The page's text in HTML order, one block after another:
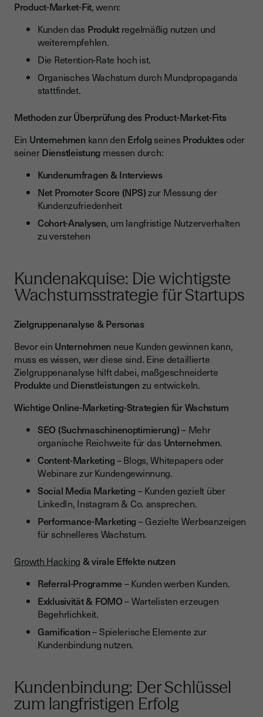
Product-Market-Fit, wenn:
Kunden das Produktregelmäßig nutzen und
weiterempfehlen.
Die Retention-Rate hoch ist.
Organisches Wachstum durch Mundpropaganda
stattfindet.
Methoden zur Überprüfung des Product-Market-Fits
Ein Unternehmenkann den Erfolg seines Produktesoder
seinerDienstleistung messen durch:
Kundenumfragen & Interviews
Net Promoter Score (NPS)zur Messung der
Kundenzufriedenheit
Cohort-Analysen, um langfristige Nutzerverhalten
zu verstehen
Kundenakquise: Die wichtigste
Wachstumsstrategie für Startups
Zielgruppenanalyse & Personas
Bevor ein Unternehmen neue Kunden gewinnen kann,
muss es wissen, wer diese sind. Eine detaillierte
Zielgruppenanalyse hilft dabei, maßgeschneiderte
Produkteund Dienstleistungenzu entwickeln.
Wichtige Online-Marketing-Strategien für Wachstum
SEO (Suchmaschinenoptimierung)– Mehr
organische Reichweite für das Unternehmen.
Content-Marketing– Blogs, Whitepapers oder
Webinare zur Kundengewinnung.
Social Media Marketing – Kunden gezielt über
LinkedIn, Instagram & Co. ansprechen.
Performance-Marketing – Gezielte Werbeanzeigen
für schnelleres Wachstum.
Growth Hacking & virale Effekte nutzen
Referral-Programme– Kunden werben Kunden.
Exklusivität & FOMO– Wartelisten erzeugen
Begehrlichkeit.
Gamification– Spielerische Elemente zur
Kundenbindung nutzen.
Kundenbindung: Der Schlüssel
zum langfristigen Erfolg